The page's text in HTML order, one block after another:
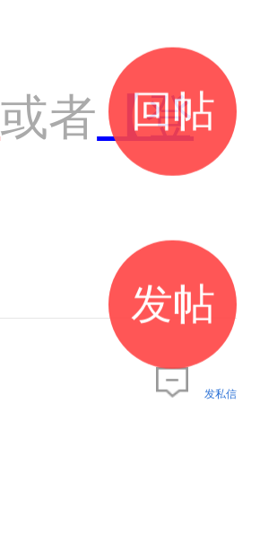
或者 【登
发私信
回帖
发帖